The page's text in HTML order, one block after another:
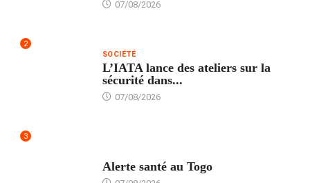
07/08/2026
2
SOCIÉTÉ
L’IATA lance des ateliers sur la
sécurité dans...
07/08/2026
3
Alerte santé au Togo